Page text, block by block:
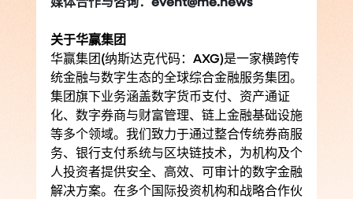
媒体合作与咨询：event@me.news
关于华赢集团
华赢集团(纳斯达克代码：AXG)是一家横跨传
统金融与数字生态的全球综合金融服务集团。
集团旗下业务涵盖数字货币支付、资产通证
化、数字券商与财富管理、链上金融基础设施
等多个领域。我们致力于通过整合传统券商服
务、银行支付系统与区块链技术，为机构及个
人投资者提供安全、高效、可审计的数字金融
解决方案。在多个国际投资机构和战略合作伙